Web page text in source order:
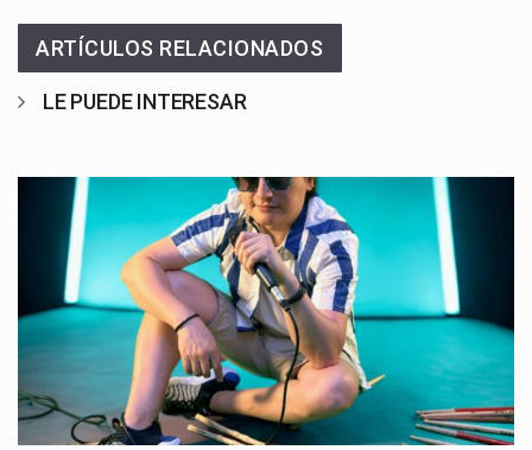
ARTÍCULOS RELACIONADOS
LE PUEDE INTERESAR